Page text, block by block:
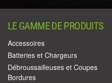
LE GAMME DE PRODUITS
Accessoires
Batteries et Chargeurs
Débroussailleuses et Coupes
Bordures